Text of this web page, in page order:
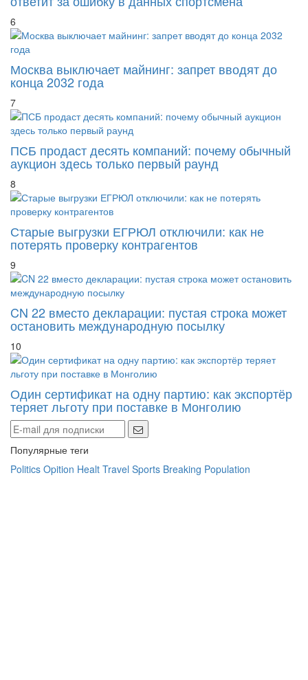
6
Москва выключает майнинг: запрет вводят до
конца 2032 года
7
ПСБ продаст десять компаний: почему обычный
аукцион здесь только первый раунд
8
Старые выгрузки ЕГРЮЛ отключили: как не
потерять проверку контрагентов
9
CN 22 вместо декларации: пустая строка может
остановить международную посылку
10
Один сертификат на одну партию: как экспортёр
теряет льготу при поставке в Монголию
Популярные теги
Politics Opition Healt Travel Sports Breaking Population